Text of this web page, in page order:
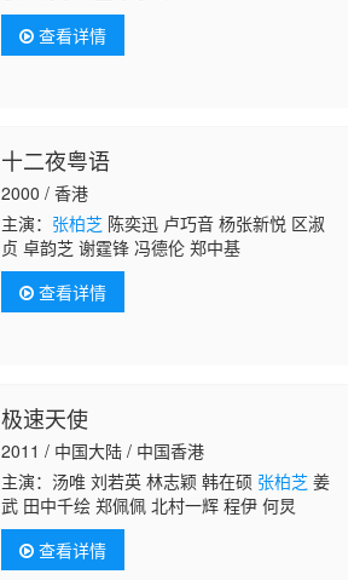
查看详情
十二夜粤语
2000 / 香港
主演： 张柏芝陈奕迅 卢巧音 杨张新悦 区淑
贞 卓韵芝 谢霆锋 冯德伦 郑中基
查看详情
极速天使
2011 / 中国大陆 / 中国香港
主演：汤唯 刘若英 林志颖 韩在硕 张柏芝姜
武 田中千绘 郑佩佩 北村一辉 程伊 何炅
查看详情